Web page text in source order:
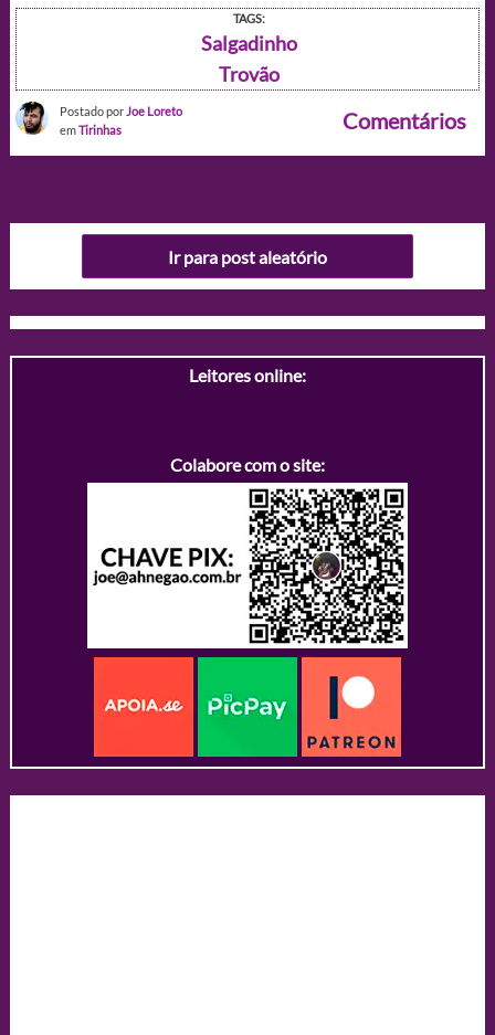
TAGS:
Salgadinho
Trovão
Postado por Joe Loreto
emTirinhas Comentários
Ir para post aleatório
Leitores online:
Colabore com o site: